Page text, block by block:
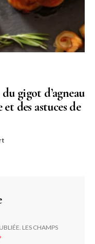
gigot d’agneau
des astuces de
LES CHAMPS